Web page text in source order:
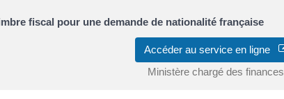
fiscal pour une demande de nationalité française
Accéder au service en ligne
Ministère chargé des finances